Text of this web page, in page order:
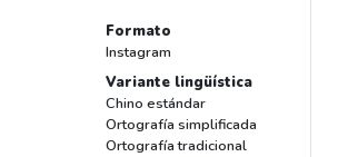
Formato
Instagram
Variante lingüística
Chino estándar
Ortografía simplificada
Ortografía tradicional